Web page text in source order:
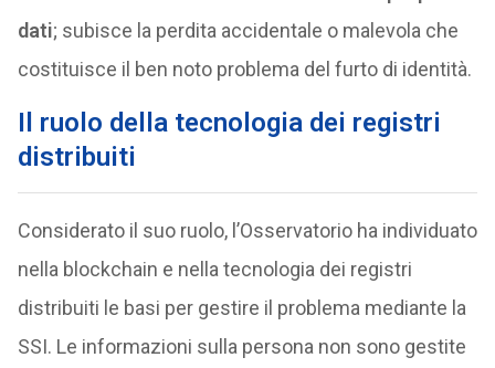
dati; subisce la perdita accidentale o malevola che
costituisce il ben noto problema del furto di identità.
Il ruolo della tecnologia dei registri
distribuiti
Considerato il suo ruolo, l’Osservatorio ha individuato
nella blockchain e nella tecnologia dei registri
distribuiti le basi per gestire il problema mediante la
SSI. Le informazioni sulla persona non sono gestite